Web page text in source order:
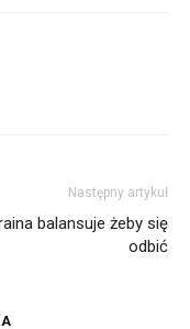
Następny artykuł
balansuje żeby się
odbić